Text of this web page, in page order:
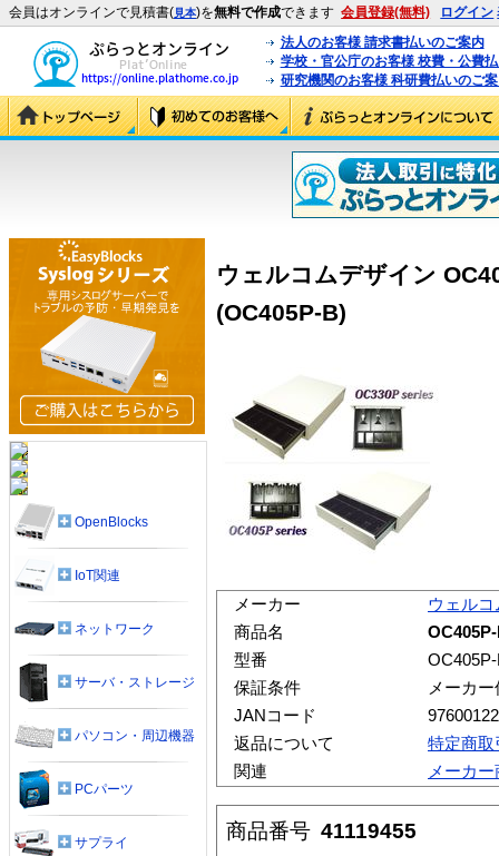
会員はオンラインで見積書(見本)を無料で作成できます 会員登録(無料) ログイン
法人のお客様 請求書払いのご案内
学校・官公庁のお客様 校費・公費
研究機関のお客様 科研費払いのご
ウェルコムデザイン
(OC405P-B)
メーカー
ウェル
商品名
型番
保証条件
メーカ
JANコード
返品について
特定商取
関連
メーカ
商品番号 41119455
OpenBlocks
IoT関連
ネットワーク
サーバ・ストレージ
パソコン・周辺機器
PCパーツ
サプライ